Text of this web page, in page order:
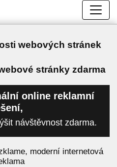
webových stránek
stránky zdarma
online reklamní
návštěvnost zdarma.
moderní internetová